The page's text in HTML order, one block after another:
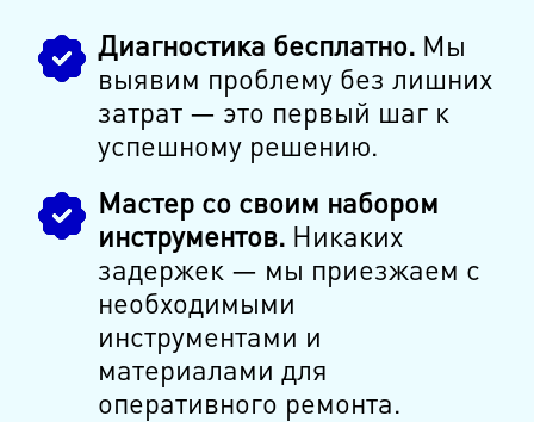
Диагностика бесплатно.Мы
выявим проблему без лишних
затрат — это первый шаг к
успешному решению.
Мастер со своим набором
инструментов.Никаких
задержек — мы приезжаем с
необходимыми
инструментами и
материалами для
оперативного ремонта.